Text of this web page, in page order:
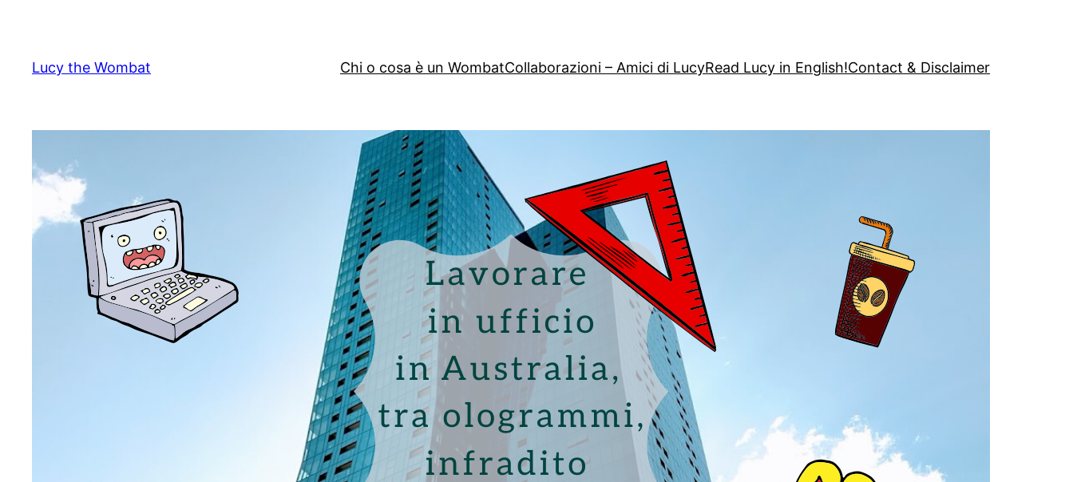
contenuto
Lucy the Wombat Chi o cosa è un WombatCollaborazioni – Amici di LucyRead Lucy in English!Contact & Disclaimer